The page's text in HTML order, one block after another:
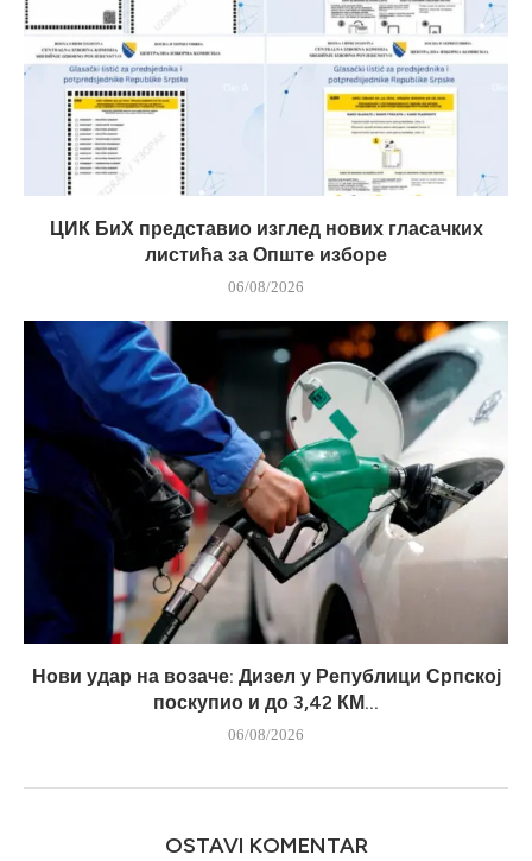
ЦИК БиХ представио изглед нових гласачких
листића за Опште изборе
06/08/2026
Нови удар на возаче: Дизел у Републици Српској
поскупио и до 3,42 КМ...
06/08/2026
OSTAVI KOMENTAR